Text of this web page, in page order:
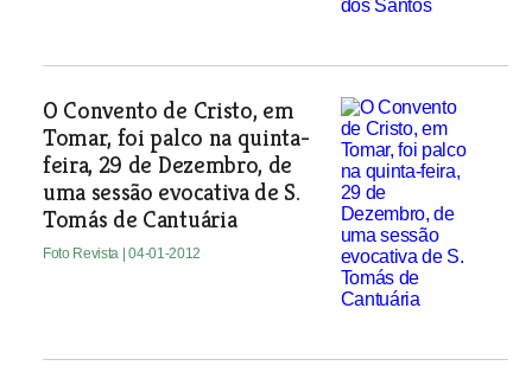
O Convento de Cristo, em
Tomar, foi palco na quinta-
feira, 29 de Dezembro, de
uma sessão evocativa de S.
Tomás de Cantuária
Foto Revista | 04-01-2012